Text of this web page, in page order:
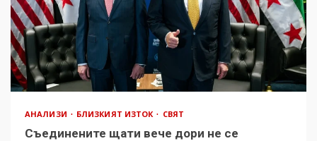
АНАЛИЗИ БЛИЗКИЯТ ИЗТОК СВЯТ
Съединените щати вече дори не се